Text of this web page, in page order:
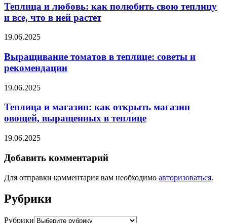
Теплица и любовь: как полюбить свою теплицу
и все, что в ней растет
19.06.2025
Выращивание томатов в теплице: советы и
рекомендации
19.06.2025
Теплица и магазин: как открыть магазин
овощей, выращенных в теплице
19.06.2025
Добавить комментарий
Для отправки комментария вам необходимо авторизоваться.
Рубрики
Рубрики